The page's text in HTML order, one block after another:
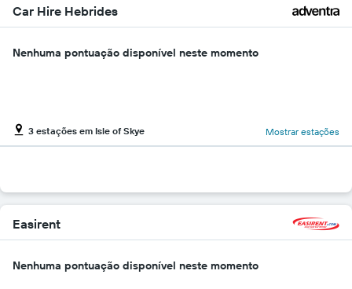
Car Hire Hebrides
Nenhuma pontuação disponível neste momento
3 estações em Isle of Skye Mostrar estações
Easirent
Nenhuma pontuação disponível neste momento